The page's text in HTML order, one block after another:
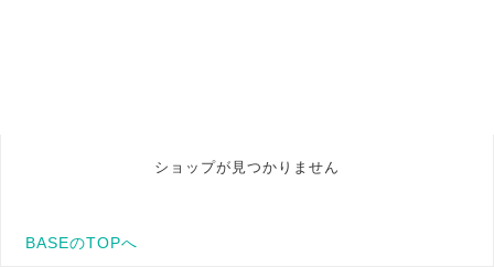
ショップが見つかりません
BASEのTOPへ